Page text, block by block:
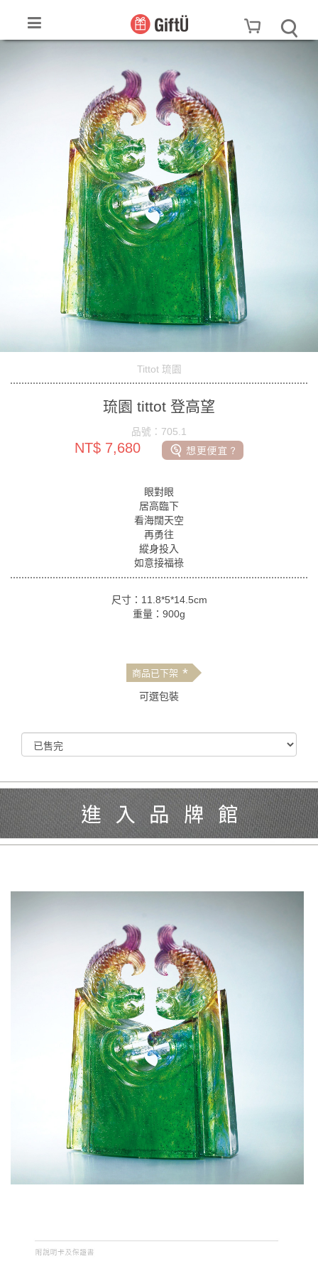
Tittot 琉園
琉園 tittot 登高望
品號：705.1
NT$ 7,680
眼對眼
居高臨下
看海闊天空
再勇往
縱身投入
如意接福祿
尺寸：11.8*5*14.5cm
重量：900g
商品已下架 *
可選包裝